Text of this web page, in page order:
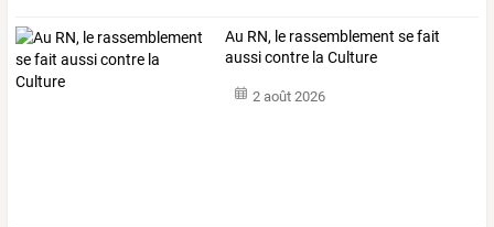
Au RN, le rassemblement se fait
aussi contre la Culture
2 août 2026